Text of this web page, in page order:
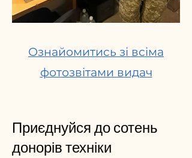
Ознайомитись зі всіма
фотозвітами видач
Приєднуйся до сотень
донорів техніки